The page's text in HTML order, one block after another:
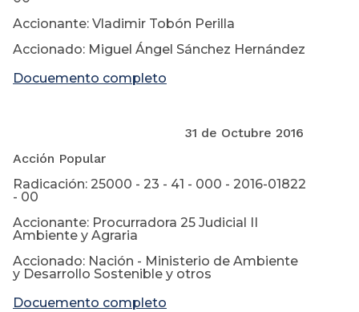
Accionante: Vladimir Tobón Perilla
Accionado: Miguel Ángel Sánchez Hernández
Docuemento completo
31 de Octubre 2016
Acción Popular
Radicación: 25000 - 23 - 41 - 000 - 2016-01822
- 00
Accionante: Procurradora 25 Judicial II
Ambiente y Agraria
Accionado: Nación - Ministerio de Ambiente
y Desarrollo Sostenible y otros
Docuemento completo